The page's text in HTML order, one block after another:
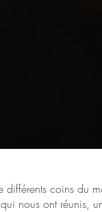
différents coins du
nous ont réunis,